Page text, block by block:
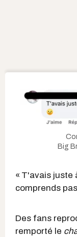
Big
« T'avais juste
comprends
Des fans
remporté le